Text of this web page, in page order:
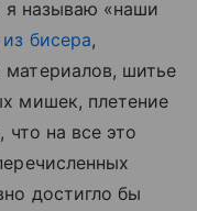
я называю «наши
бисера,
шитье
мишек, плетение
на все это
достигло бы